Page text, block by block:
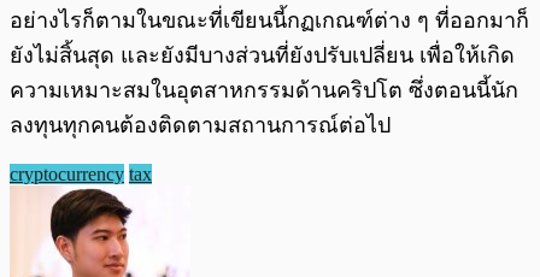
อย่างไรก็ตามในขณะที่เขียนนี้กฏเกณฑ์ต่าง ๆ ที่ออกมาก็
ยังไม่สิ้นสุด และยังมีบางส่วนที่ยังปรับเปลี่ยน เพื่อให้เกิด
ความเหมาะสมในอุตสาหกรรมด้านคริปโต ซึ่งตอนนี้นัก
ลงทุนทุกคนต้องติดตามสถานการณ์ต่อไป
cryptocurrency tax